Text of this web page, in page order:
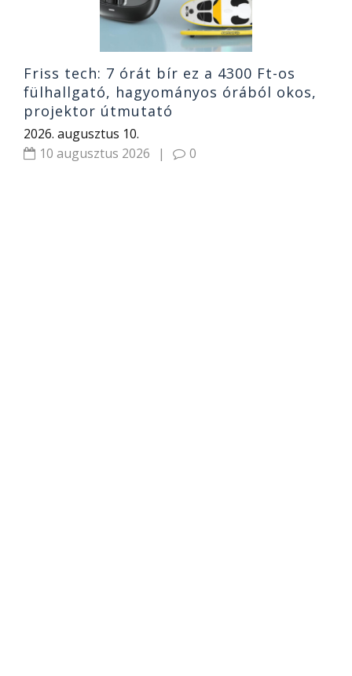
Friss tech: 7 órát bír ez a 4300 Ft-os
fülhallgató, hagyományos órából okos,
projektor útmutató
2026. augusztus 10.
10 augusztus 2026
| 0